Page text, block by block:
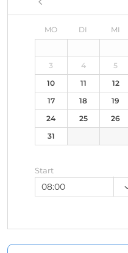
MO DI MI
3
4 5
10
11 12
17
18 19
24
25 26
31
Start